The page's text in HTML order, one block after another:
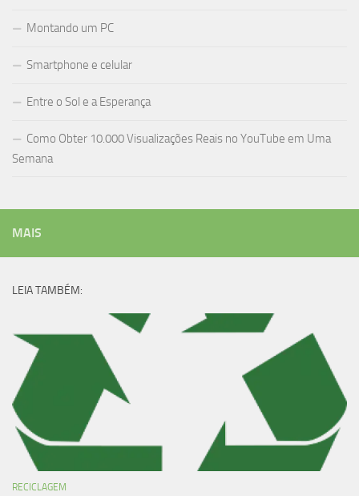
Montando um PC
Smartphone e celular
Entre o Sol e a Esperança
Como Obter 10.000 Visualizações Reais no YouTube em Uma
Semana
MAIS
LEIA TAMBÉM:
RECICLAGEM